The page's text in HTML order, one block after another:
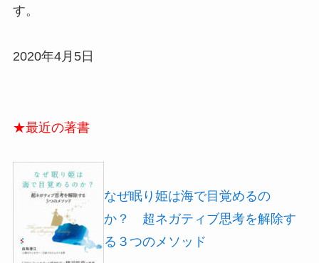
す。
2020年4月5日
★最近の著書
なぜ眠り姫は海で目覚めるの
か？ 超ネガティブ思考を解除す
る３つのメソッド